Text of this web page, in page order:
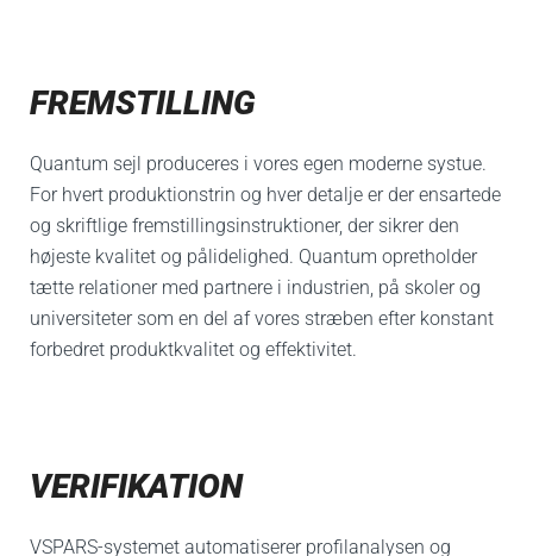
FREMSTILLING
Quantum sejl produceres i vores egen moderne systue.
For hvert produktionstrin og hver detalje er der ensartede
og skriftlige fremstillingsinstruktioner, der sikrer den
højeste kvalitet og pålidelighed. Quantum opretholder
tætte relationer med partnere i industrien, på skoler og
universiteter som en del af vores stræben efter konstant
forbedret produktkvalitet og effektivitet.
VERIFIKATION
VSPARS-systemet automatiserer profilanalysen og